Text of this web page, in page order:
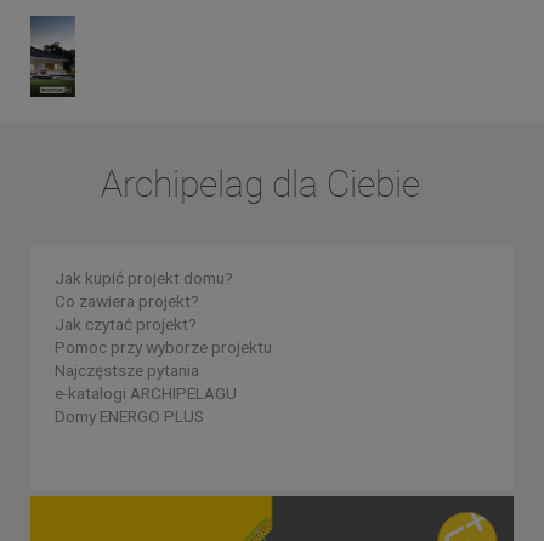
Archipelag dla Ciebie
Jak kupić projekt domu?
Co zawiera projekt?
Jak czytać projekt?
Pomoc przy wyborze projektu
Najczęstsze pytania
e-katalogi ARCHIPELAGU
Domy ENERGO PLUS